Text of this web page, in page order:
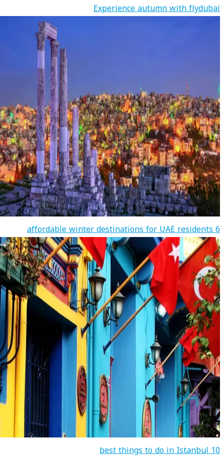
Experience autumn with flydubai
6 affordable winter destinations for UAE residents
10 best things to do in Istanbul